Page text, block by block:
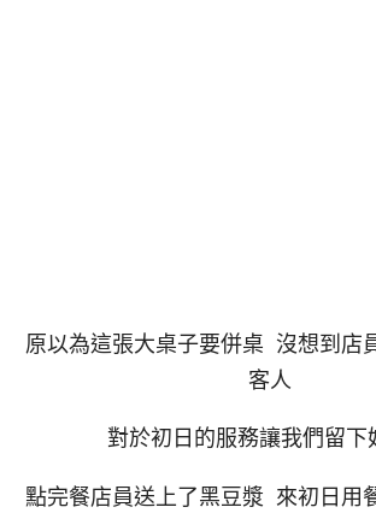
原以為這張大桌子要併桌 沒想到店
客人
對於初日的服務讓我們留下
點完餐店員送上了黑豆漿 來初日用